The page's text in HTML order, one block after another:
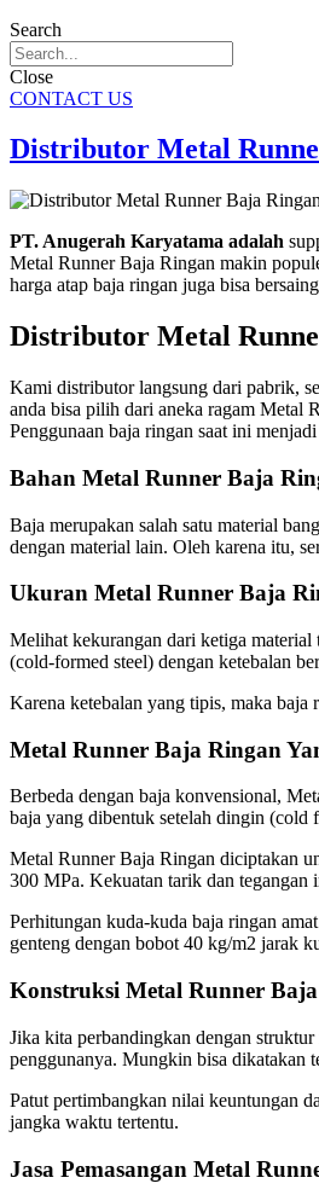
Search
Close
CONTACT US
Distributor Metal
PT. Anugerah Karyatama adalah
Metal Runner Baja Ringan makin
harga atap baja ringan juga bisa
Distributor Metal
Kami distributor langsung dari pabrik,
anda bisa pilih dari aneka ragam Metal
Penggunaan baja ringan saat ini
Bahan Metal Runner Baja
Baja merupakan salah satu material
dengan material lain. Oleh karena itu,
Ukuran Metal Runner Baja
Melihat kekurangan dari ketiga
(cold-formed steel) dengan ketebalan
Karena ketebalan yang tipis, maka
Metal Runner Baja Ringan
Berbeda dengan baja konvensional,
baja yang dibentuk setelah dingin (cold
Metal Runner Baja Ringan diciptakan
300 MPa. Kekuatan tarik dan tegangan
Perhitungan kuda-kuda baja ringan
genteng dengan bobot 40 kg/m2 jarak
Konstruksi Metal Runner
Jika kita perbandingkan dengan
penggunanya. Mungkin bisa dikatakan
Patut pertimbangkan nilai keuntungan
jangka waktu tertentu.
Jasa Pemasangan Metal